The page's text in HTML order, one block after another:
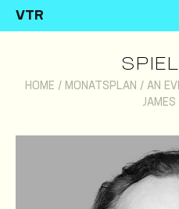
VTR
HOME / MONATSPLAN / AN
JAMES